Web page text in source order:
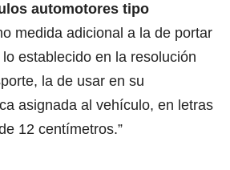
automotores tipo
medida adicional a la de portar
establecido en la resolución
la de usar en su
asignada al vehículo, en letras
12 centímetros.”